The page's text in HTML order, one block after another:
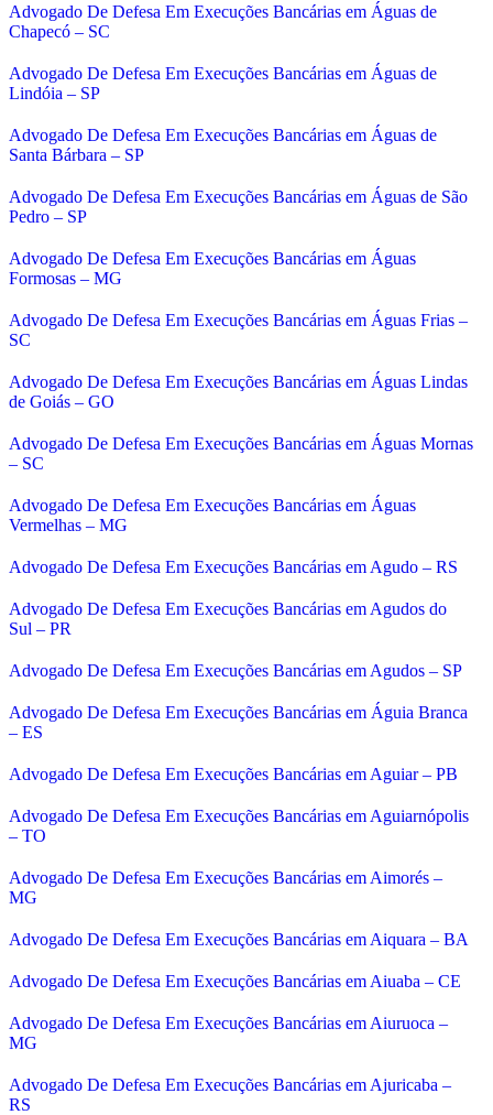
Advogado De Defesa Em Execuções Bancárias em Águas de
Chapecó – SC
Advogado De Defesa Em Execuções Bancárias em Águas de
Lindóia – SP
Advogado De Defesa Em Execuções Bancárias em Águas de
Santa Bárbara – SP
Advogado De Defesa Em Execuções Bancárias em Águas de São
Pedro – SP
Advogado De Defesa Em Execuções Bancárias em Águas
Formosas – MG
Advogado De Defesa Em Execuções Bancárias em Águas Frias –
SC
Advogado De Defesa Em Execuções Bancárias em Águas Lindas
de Goiás – GO
Advogado De Defesa Em Execuções Bancárias em Águas Mornas
– SC
Advogado De Defesa Em Execuções Bancárias em Águas
Vermelhas – MG
Advogado De Defesa Em Execuções Bancárias em Agudo – RS
Advogado De Defesa Em Execuções Bancárias em Agudos do
Sul – PR
Advogado De Defesa Em Execuções Bancárias em Agudos – SP
Advogado De Defesa Em Execuções Bancárias em Águia Branca
– ES
Advogado De Defesa Em Execuções Bancárias em Aguiar – PB
Advogado De Defesa Em Execuções Bancárias em Aguiarnópolis
– TO
Advogado De Defesa Em Execuções Bancárias em Aimorés –
MG
Advogado De Defesa Em Execuções Bancárias em Aiquara – BA
Advogado De Defesa Em Execuções Bancárias em Aiuaba – CE
Advogado De Defesa Em Execuções Bancárias em Aiuruoca –
MG
Advogado De Defesa Em Execuções Bancárias em Ajuricaba –
RS